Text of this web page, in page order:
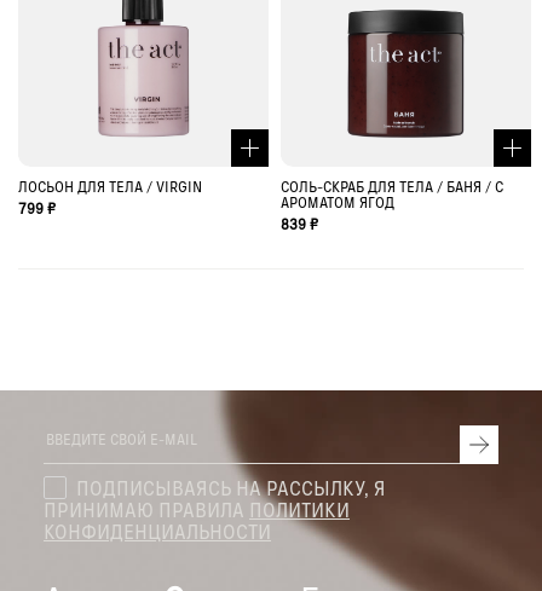
ЛОСЬОН ДЛЯ ТЕЛА / VIRGIN
799 ₽
СОЛЬ-СКРАБ ДЛЯ ТЕЛА / БАНЯ / С
АРОМАТОМ ЯГОД
839 ₽
ПОДПИСЫВАЯСЬ НА РАССЫЛКУ, Я
ПРИНИМАЮ ПРАВИЛА ПОЛИТИКИ
КОНФИДЕНЦИАЛЬНОСТИ